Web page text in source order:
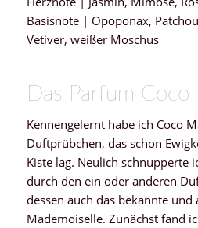
Basisnote | Opoponax,
Vetiver, weißer Moschus
Das Parfum Coco
Kennengelernt habe ich Coco
Duftprübchen, das schon
Kiste lag. Neulich schnupperte
durch den ein oder anderen
dessen auch das bekannte und
Mademoiselle. Zunächst fand